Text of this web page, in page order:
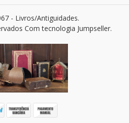
- Livros/Antiguidades.
Com tecnologia Jumpseller.